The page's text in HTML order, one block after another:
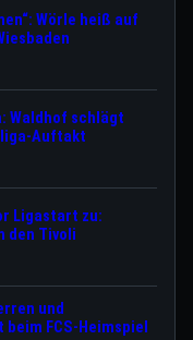
Wörle heiß auf
Waldhof schlägt
Auftakt
Ligastart zu:
den Tivoli
und
FCS-Heimspiel